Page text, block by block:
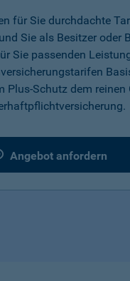
für Sie durchdachte
Sie als Besitzer oder
Sie passenden
Plus-Schutz dem reinen
Angebot anfordern